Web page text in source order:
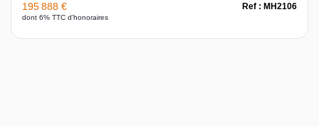
195 888 €
dont 6% TTC d'honoraires
Ref : MH2106